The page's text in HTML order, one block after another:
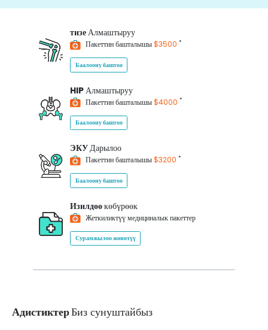
тизеАлмаштыруу
Пакеттин башталышы$3500 *
Баалоону баштоо
HIPАлмаштыруу
Пакеттин башталышы$4000 *
Баалоону баштоо
ЭКУДарылоо
Пакеттин башталышы$3200 *
Баалоону баштоо
Изилдөөкөбүрөөк
Жеткиликтүү медициналык пакеттер
Сурамжылоо жөнөтүү
АдистиктерБиз сунуштайбыз